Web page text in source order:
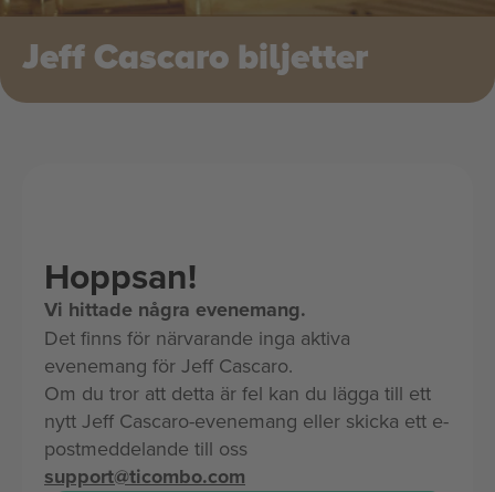
Jeff Cascaro biljetter
Hoppsan!
Vi hittade några evenemang.
Det finns för närvarande inga aktiva
evenemang för Jeff Cascaro.
Om du tror att detta är fel kan du lägga till ett
nytt Jeff Cascaro-evenemang eller skicka ett e-
postmeddelande till oss
support@ticombo.com